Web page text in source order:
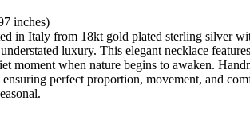
inches)
in Italy from 18kt gold plated sterling silver
luxury. This elegant necklace
moment when nature begins to awaken.
perfect proportion, movement, and